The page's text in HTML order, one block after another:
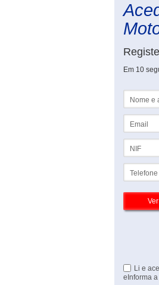
Em 10
Li e
eInforma